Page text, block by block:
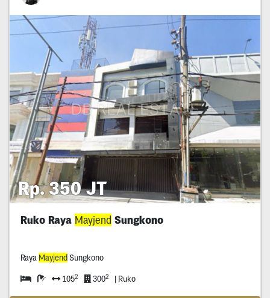
Rp. 350 JT
Ruko Raya Mayjend Sungkono
Raya Mayjend Sungkono
1052 3002 | Ruko